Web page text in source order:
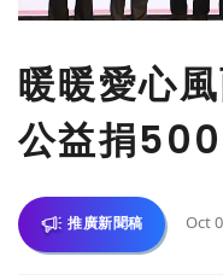
暖暖愛心
公益捐
推廣新聞稿 Oct